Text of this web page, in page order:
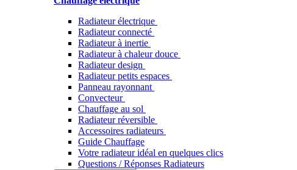
Radiateur électrique
Radiateur connecté
Radiateur à inertie
Radiateur à chaleur douce
Radiateur design
Radiateur petits espaces
Panneau rayonnant
Convecteur
Chauffage au sol
Radiateur réversible
Accessoires radiateurs
Guide Chauffage
Votre radiateur idéal en quelques clics
Questions / Réponses Radiateurs